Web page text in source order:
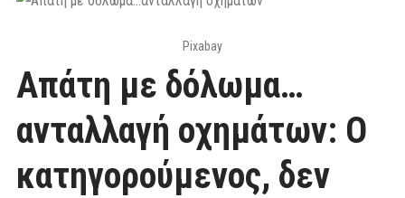
Pixabay
Απάτη με δόλωμα…
ανταλλαγή οχημάτων: Ο
κατηγορούμενος, δεν